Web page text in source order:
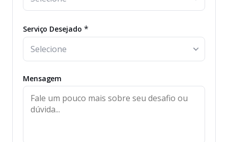
Serviço Desejado *
Mensagem